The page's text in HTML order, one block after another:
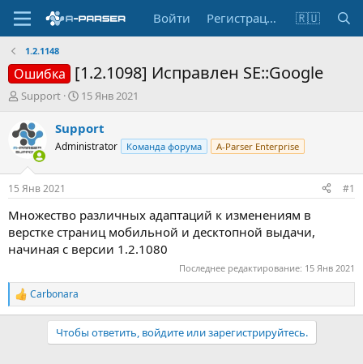
Войти Регистрация 🇷🇺
1.2.1148
Ошибка [1.2.1098] Исправлен SE::Google
А
т
о
р
т
е
м
ы
Support
Д
т
а
н
а
л
а
15 Янв 2021
Support
Administrator Команда форума A-Parser Enterprise
15 Янв 2021 #1
Множество различных адаптаций к изменениям в
верстке страниц мобильной и десктопной выдачи,
начиная с версии 1.2.1080
Последнее редактирование: 15 Янв 2021
Р
е
Carbonara
Чтобы ответить, войдите или зарегистрируйтесь.